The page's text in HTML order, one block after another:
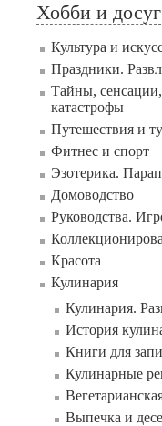
Хобби и досуг
Культура и
Праздники.
Тайны,
катастрофы
Путешествия и
Фитнес и спорт
Эзотерика.
Домоводство
Руководства.
Красота
Кулинария
Кулинария.
История
Книги для
Кулинарные
Выпечка и